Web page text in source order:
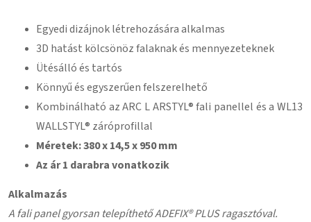
Egyedi dizájnok létrehozására alkalmas
3D hatást kölcsönöz falaknak és mennyezeteknek
Ütésálló és tartós
Könnyű és egyszerűen felszerelhető
Kombinálható az ARC L ARSTYL® fali panellel és a WL13
WALLSTYL® záróprofillal
Méretek: 380 x 14,5 x 950 mm
Az ár 1 darabra vonatkozik
Alkalmazás
A fali panel gyorsan telepíthető ADEFIX® PLUS ragasztóval.